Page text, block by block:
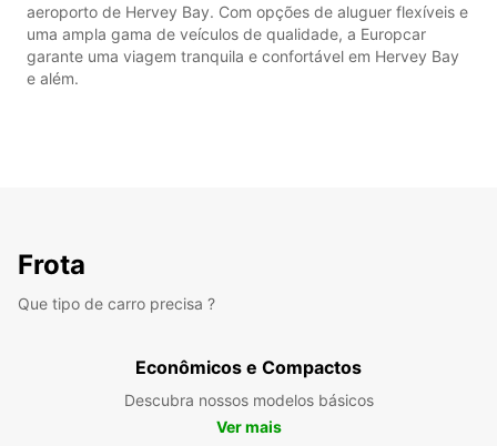
aeroporto de Hervey Bay. Com opções de aluguer flexíveis e
uma ampla gama de veículos de qualidade, a Europcar
garante uma viagem tranquila e confortável em Hervey Bay
e além.
Frota
Que tipo de carro precisa ?
Econômicos e Compactos
Descubra nossos modelos básicos
Ver mais